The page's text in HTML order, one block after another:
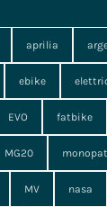
aprilia
ebike
EVO fatbike
MG20
MV nasa